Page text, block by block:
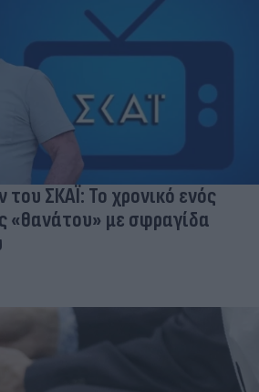
ΣΚΑΪ: Το χρονικό ενός
«θανάτου» με σφραγίδα